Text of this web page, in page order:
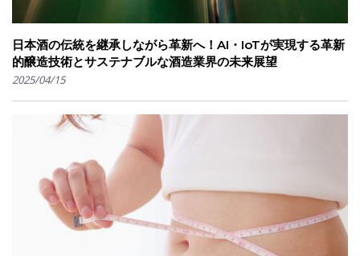
日本酒の伝統を継承しながら革新へ！AI・IoTが実現する革新
的醸造技術とサステナブルな酒造業界の未来展望
2025/04/15